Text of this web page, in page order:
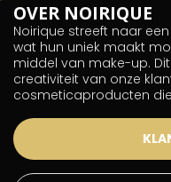
OVER NOIRIQUE
Noirique streeft naar
wat hun uniek maakt
middel van make-up.
creativiteit van onze
cosmeticaproducten